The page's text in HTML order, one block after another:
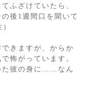
ふざけていたら、
後1週間口を聞いて
きますが、からか
怖がっています。
た彼の身に……なん